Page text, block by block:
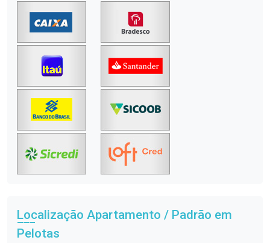
Localização Apartamento / Padrão em
Pelotas